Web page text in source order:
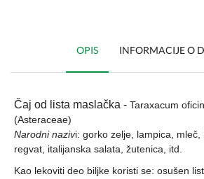
OPIS INFORMACIJE O
Čaj od lista maslačka - Taraxacum
(Asteraceae)
Narodni nazivi: gorko zelje, lampica, mleč,
regvat, italijanska salata, žutenica, itd.
Kao lekoviti deo biljke koristi se: osušen list